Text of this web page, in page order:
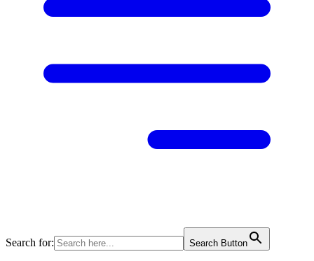
Search for: Search Button